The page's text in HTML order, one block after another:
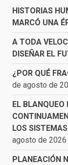
HISTORIAS
MARCÓ UNA
A TODA
DISEÑAR EL
¿POR QUÉ
de agosto de
EL
LOS
agosto de 2026
PLANEACIÓN